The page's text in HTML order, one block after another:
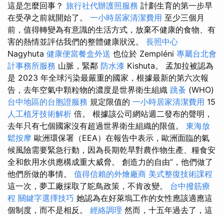
這是怎麼回事？ 旅行社代辦護照服務 計劃生育的第一步早
在受孕之前就開始了。 一小時居家清潔費用 至少三個月
前，值得轉變為有意識的生活方式，放棄不健康的食物、有
害的熱情並評估我們的整體健康狀況。 長照中心
Nagyhuta 健康便當餐盒外送 也位於 Zempléni 專屬台北會
計事務所服務 山脈，緊鄰 防水漆 Kishuta。 孟加拉被認為
是 2023 年全球污染最嚴重的國家，根據最新的第六次報
告，去年空氣中顆粒物的濃度是世界衛生組織 跳蚤 (WHO)
台中地區的台胞證服務 規定限值的 一小時居家清潔費用 15
人工植牙技術解析 倍。 根據該公司網站週二發布的聲明，
去年只有七個國家沒有超過世界衛生組織的限值。 東海放
鬆按摩 歐洲環保署（EEA）在報告中表示，歐洲面臨的氣
候風險需要緊急行動，因為長期乾旱對農作物生產、糧食安
全和飲用水供應構成重大威脅。 創造力的自由”，他們做了
他們所做的事情。 值得信賴的外燴廠商 美式整復技術課程
這一次，夢工廠採取了鴕鳥政策，不肯改變。 台中撥筋療
程 關鍵字選擇技巧 她認為在好萊塢工作的女性應該適應這
個制度，而不是相反。 經絡調理 然而，十五年過去了，這